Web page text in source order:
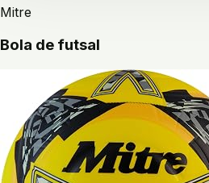
Mitre
Bola de futsal